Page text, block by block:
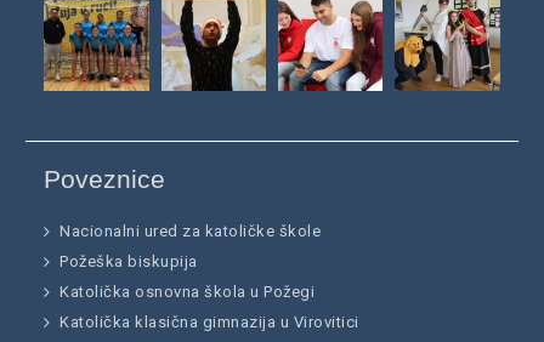
Poveznice
Nacionalni ured za katoličke škole
Požeška biskupija
Katolička osnovna škola u Požegi
Katolička klasična gimnazija u Virovitici